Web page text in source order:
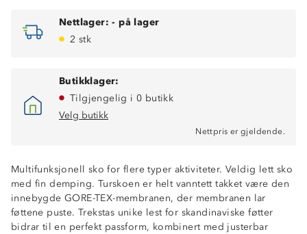
Nettlager: - på lager
2 stk
Butikklager:
Tilgjengelig i 0 butikk
Velg butikk
Nettpris er gjeldende.
Multifunksjonell sko for flere typer aktiviteter. Veldig lett sko
med fin demping. Turskoen er helt vanntett takket være den
innebygde GORE-TEX-membranen, der membranen lar
føttene puste. Trekstas unike lest for skandinaviske føtter
bidrar til en perfekt passform, kombinert med justerbar